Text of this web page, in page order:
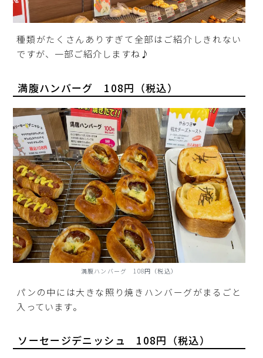
種類がたくさんありすぎて全部はご紹介しきれない
ですが、一部ご紹介しますね♪
満腹ハンバーグ 108円（税込）
満腹ハンバーグ 108円（税込）
パンの中には大きな照り焼きハンバーグがまるごと
入っています。
ソーセージデニッシュ 108円（税込）